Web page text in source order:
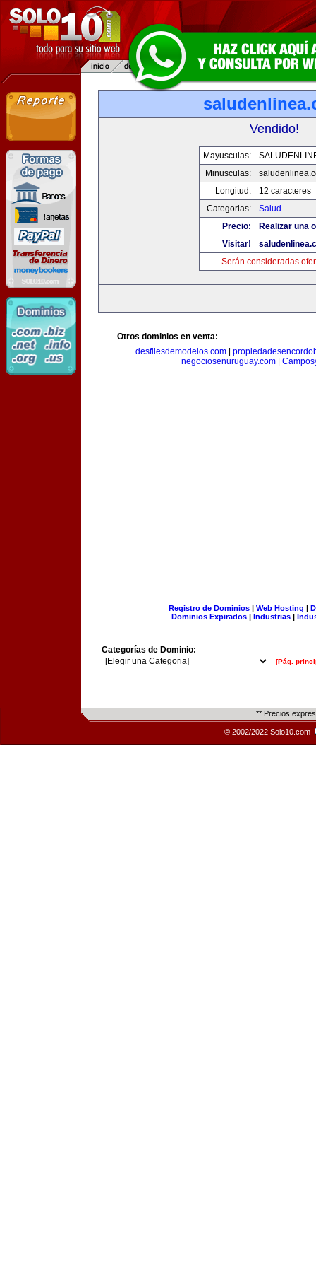
Vendido!
Mayusculas:
Minusculas:
Longitud:
12 caracteres
Categorias:
Salud
Precio:
Realizar una
Visitar!
Serán consideradas
Otros dominios en venta:
desfilesdemodelos.com|
negociosenuruguay.com|
Registro de Dominios| Web Hosting |
Dominios Expirados | Industrias |
Categorías de Dominio:
[Pág.
** Precios
© 2002/2022 Solo10.com